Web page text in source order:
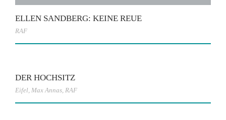
ELLEN SANDBERG: KEINE REUE
RAF
DER HOCHSITZ
Eifel, Max Annas, RAF